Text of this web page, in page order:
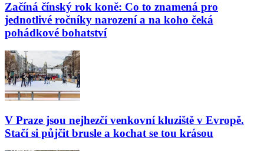
Začíná čínský rok koně: Co to znamená pro
jednotlivé ročníky narození a na koho čeká
pohádkové bohatství
V Praze jsou nejhezčí venkovní kluziště v Evropě.
Stačí si půjčit brusle a kochat se tou krásou